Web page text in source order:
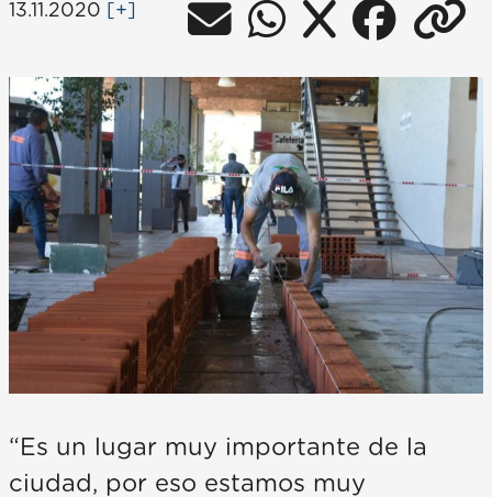
13.11.2020 [+]
“Es un lugar muy importante de la
ciudad, por eso estamos muy